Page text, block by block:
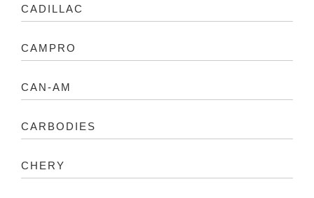
CADILLAC
CAMPRO
CAN-AM
CARBODIES
CHERY